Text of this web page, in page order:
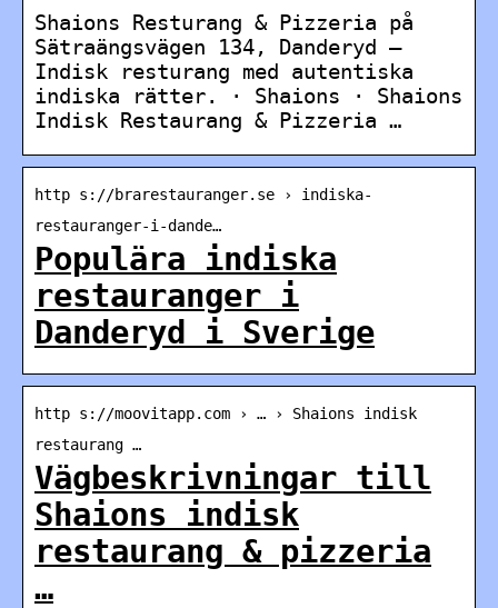
Shaions Resturang & Pizzeria på
Sätraängsvägen 134, Danderyd –
Indisk resturang med autentiska
indiska rätter. · Shaions · Shaions
Indisk Restaurang & Pizzeria …
http s://brarestauranger.se › indiska-
restauranger-i-dande…
Populära indiska
restauranger i
Danderyd i Sverige
http s://moovitapp.com › … › Shaions indisk
restaurang …
Vägbeskrivningar till
Shaions indisk
restaurang & pizzeria
…